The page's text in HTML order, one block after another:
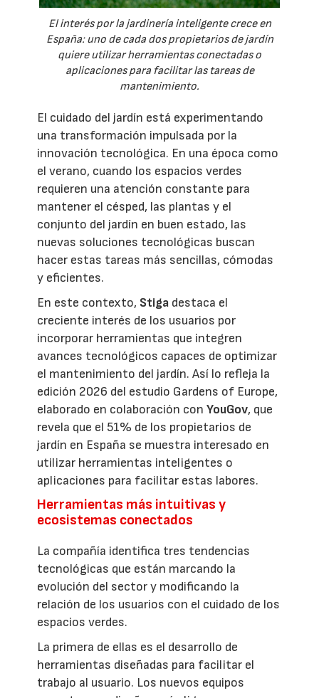
El interés por la jardinería inteligente crece en
España: uno de cada dos propietarios de jardín
quiere utilizar herramientas conectadas o
aplicaciones para facilitar las tareas de
mantenimiento.
El cuidado del jardín está experimentando
una transformación impulsada por la
innovación tecnológica. En una época como
el verano, cuando los espacios verdes
requieren una atención constante para
mantener el césped, las plantas y el
conjunto del jardín en buen estado, las
nuevas soluciones tecnológicas buscan
hacer estas tareas más sencillas, cómodas
y eficientes.
En este contexto, Stiga destaca el
creciente interés de los usuarios por
incorporar herramientas que integren
avances tecnológicos capaces de optimizar
el mantenimiento del jardín. Así lo refleja la
edición 2026 del estudio Gardens of Europe,
elaborado en colaboración conYouGov, que
revela que el 51% de los propietarios de
jardín en España se muestra interesado en
utilizar herramientas inteligentes o
aplicaciones para facilitar estas labores.
Herramientas más intuitivas y
ecosistemas conectados
La compañía identifica tres tendencias
tecnológicas que están marcando la
evolución del sector y modificando la
relación de los usuarios con el cuidado de los
espacios verdes.
La primera de ellas es el desarrollo de
herramientas diseñadas para facilitar el
trabajo al usuario. Los nuevos equipos